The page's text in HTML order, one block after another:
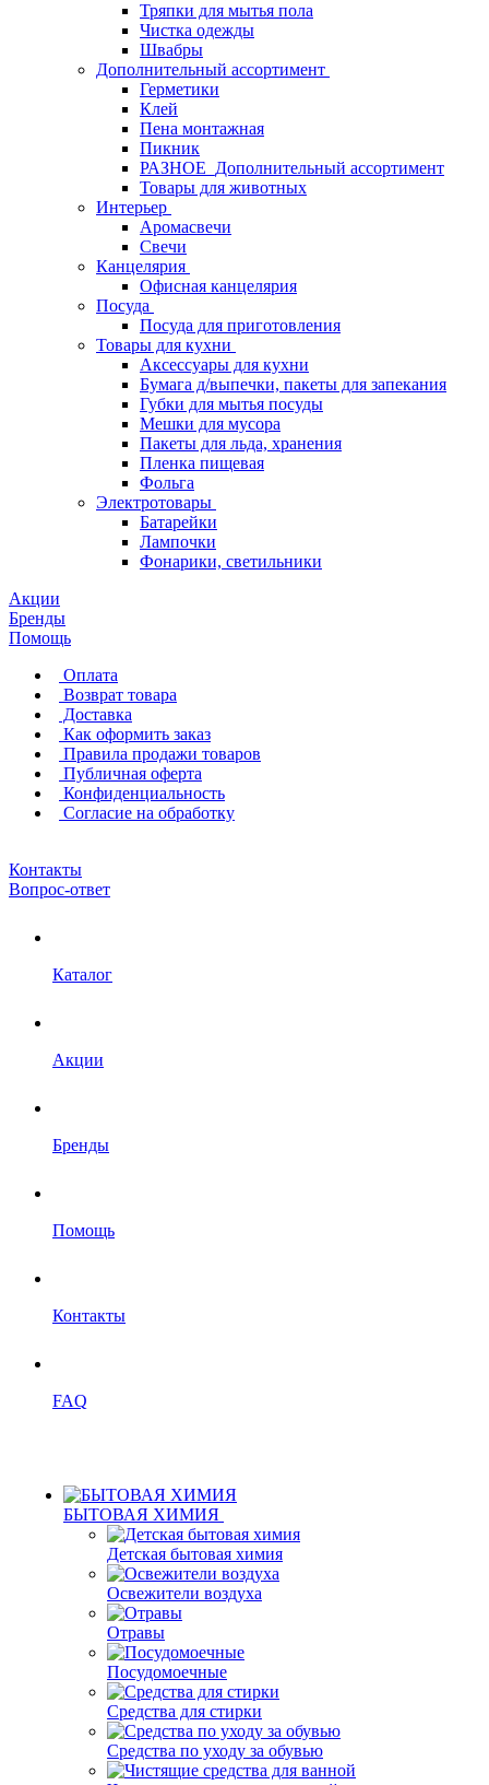
Тряпки для мытья пола
Чистка одежды
Швабры
Дополнительный ассортимент
Герметики
Клей
Пена монтажная
Пикник
РАЗНОЕ_Дополнительный ассортимент
Товары для животных
Интерьер
Аромасвечи
Свечи
Канцелярия
Офисная канцелярия
Посуда
Посуда для приготовления
Товары для кухни
Аксессуары для кухни
Бумага д/выпечки, пакеты для запекания
Губки для мытья посуды
Мешки для мусора
Пакеты для льда, хранения
Пленка пищевая
Фольга
Электротовары
Батарейки
Лампочки
Фонарики, светильники
Акции
Бренды
Помощь
Оплата
Возврат товара
Доставка
Как оформить заказ
Правила продажи товаров
Публичная оферта
Конфиденциальность
Согласие на обработку
Контакты
Вопрос-ответ
Каталог
Акции
Бренды
Помощь
Контакты
FAQ
БЫТОВАЯ ХИМИЯ
Детская бытовая химия
Освежители воздуха
Отравы
Посудомоечные
Средства для стирки
Средства по уходу за обувью